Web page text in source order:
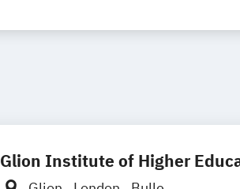
Glion Institute of Higher